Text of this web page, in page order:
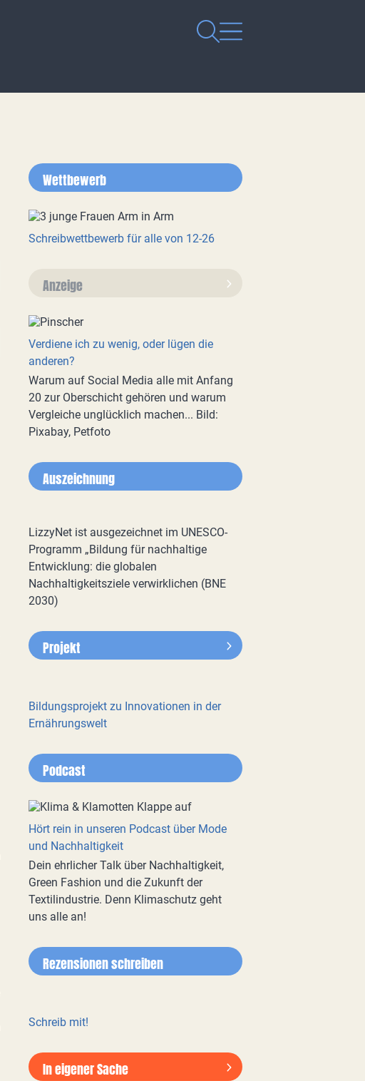
Wettbewerb
Schreibwettbewerb für alle von 12-26
Anzeige
Verdiene ich zu wenig, oder lügen die
anderen?
Warum auf Social Media alle mit Anfang
20 zur Oberschicht gehören und warum
Vergleiche unglücklich machen... Bild:
Pixabay, Petfoto
Auszeichnung
LizzyNet ist ausgezeichnet im UNESCO-
Programm „Bildung für nachhaltige
Entwicklung: die globalen
Nachhaltigkeitsziele verwirklichen (BNE
2030)
Projekt
Bildungsprojekt zu Innovationen in der
Ernährungswelt
Podcast
Hört rein in unseren Podcast über Mode
und Nachhaltigkeit
Dein ehrlicher Talk über Nachhaltigkeit,
Green Fashion und die Zukunft der
Textilindustrie. Denn Klimaschutz geht
uns alle an!
Rezensionen schreiben
Schreib mit!
In eigener Sache